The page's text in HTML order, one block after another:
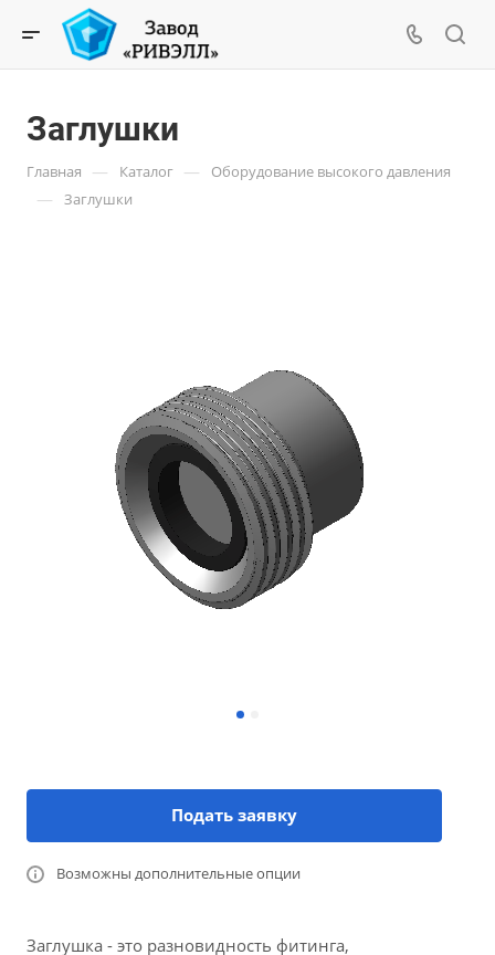
Заглушки
Главная — Каталог — Оборудование высокого давления
— Заглушки
Подать заявку
Возможны дополнительные опции
Заглушка - это разновидность фитинга,